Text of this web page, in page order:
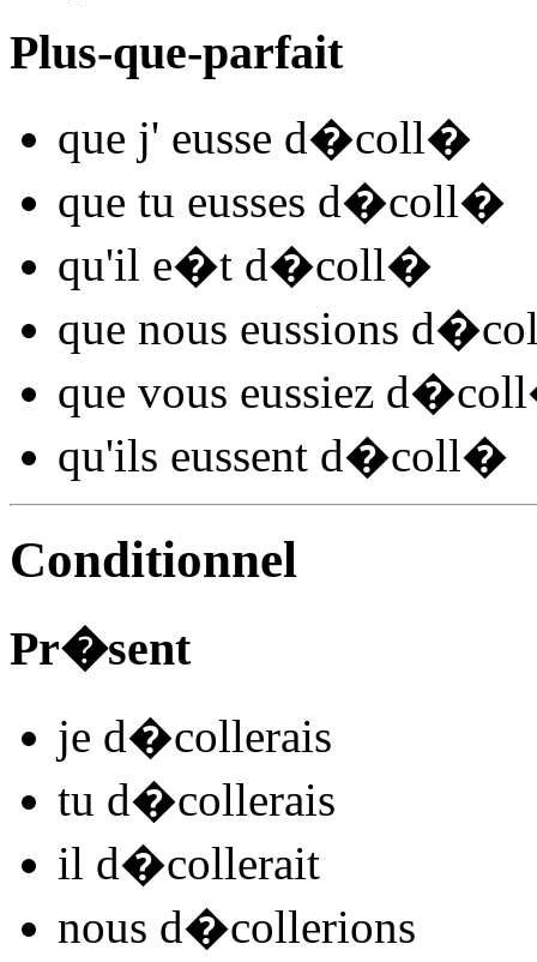
Plus-que-parfait
que j' eusse d�coll�
que tu eusses d�coll�
qu'il e�t d�coll�
que nous eussions
que vous eussiez d�coll
qu'ils eussent d�coll�
Conditionnel
Pr�sent
je d�collerais
tu d�collerais
il d�collerait
nous d�collerions